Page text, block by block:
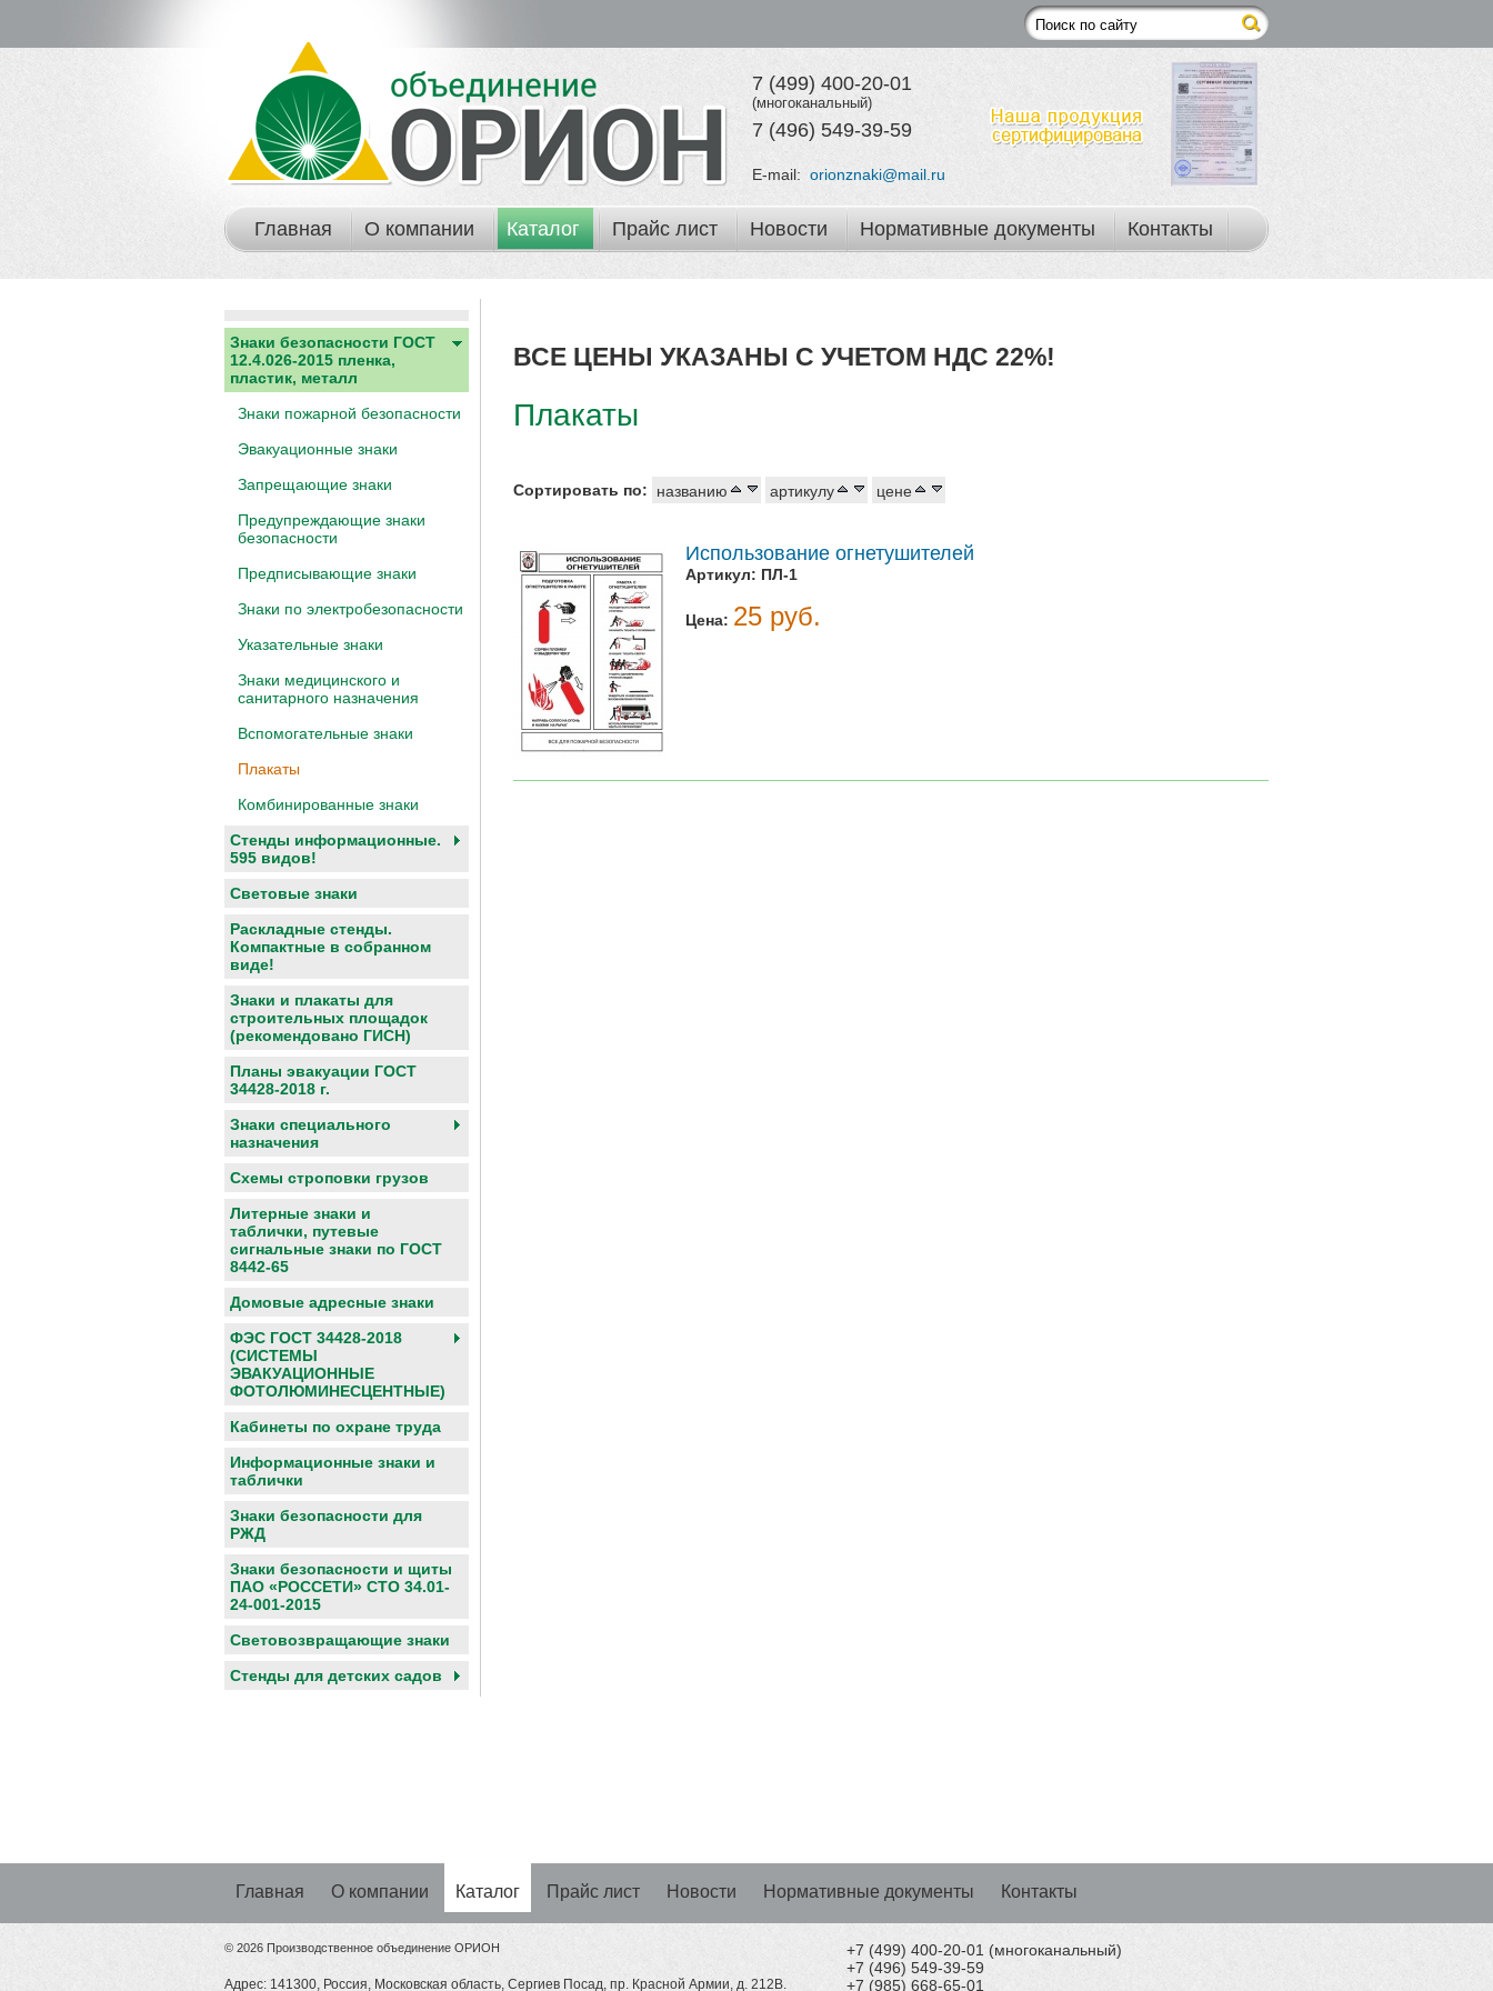
7 (499) 400-20-01
(многоканальный)
7 (496) 549-39-59
E-mail: orionznaki@mail.ru
Главная О компании Каталог Прайс лист Новости Нормативные документы Контакты
Знаки безопасности ГОСТ
12.4.026-2015 пленка,
пластик, металл
Знаки пожарной безопасности
Эвакуационные знаки
Запрещающие знаки
Предупреждающие знаки
безопасности
Предписывающие знаки
Знаки по электробезопасности
Указательные знаки
Знаки медицинского и
санитарного назначения
Вспомогательные знаки
Плакаты
Комбинированные знаки
Стенды информационные.
595 видов!
Световые знаки
Раскладные стенды.
Компактные в собранном
виде!
Знаки и плакаты для
строительных площадок
(рекомендовано ГИСН)
Планы эвакуации ГОСТ
34428-2018 г.
Знаки специального
назначения
Схемы строповки грузов
Литерные знаки и
таблички, путевые
сигнальные знаки по ГОСТ
8442-65
Домовые адресные знаки
ФЭС ГОСТ 34428-2018
(СИСТЕМЫ
ЭВАКУАЦИОННЫЕ
ФОТОЛЮМИНЕСЦЕНТНЫЕ)
Кабинеты по охране труда
Информационные знаки и
таблички
Знаки безопасности для
РЖД
Знаки безопасности и щиты
ПАО «РОССЕТИ» СТО 34.01-
24-001-2015
Световозвращающие знаки
Cтенды для детских садов
ВСЕ ЦЕНЫ УКАЗАНЫ С УЧЕТОМ НДС 22%!
Плакаты
Сортировать по: названию артикулу цене
Использование огнетушителей
Артикул: ПЛ-1
Цена: 25 руб.
Главная О компании Каталог Прайс лист Новости Нормативные документы Контакты
© 2026 Производственное объединение ОРИОН
Адрес: 141300, Россия, Московская область, Сергиев Посад, пр. Красной Армии, д. 212В.
+7 (499) 400-20-01 (многоканальный)
+7 (496) 549-39-59
+7 (985) 668-65-01